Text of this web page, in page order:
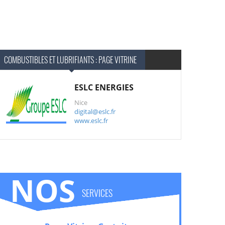
COMBUSTIBLES ET LUBRIFIANTS : PAGE VITRINE
ESLC ENERGIES
Nice
digital@eslc.fr
www.eslc.fr
NOS SERVICES